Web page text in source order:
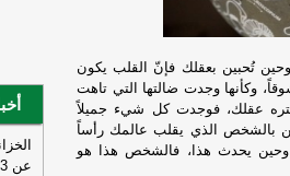
تُحبين بعقلك فإنّ القلب يكون
وكأنها وجدت ضالتها التي تاهت
عقلك، فوجدت كل شيء جميلاً
بالشخص الذي يقلب عالمك رأساً
يحدث هذا، فالشخص هذا هو
14:45
فُجرت
11:08